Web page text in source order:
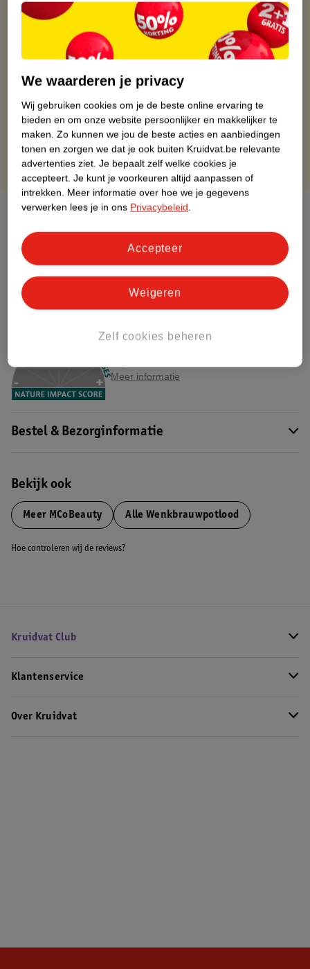
Kruidvat is altijd voordelig
Gratis ophalen in de winkel
Gratis thuisbezorgd vanaf 50.00
Gratis retourneren binnen 30 dagen
Gratis punten met je Kruidvat kaart
Over dit product
Productinformatie
Etiketinformatie
Meer informatie
Bestel & Bezorginformatie
Bekijk ook
Meer MCoBeauty Alle Wenkbrauwpotlood
Hoe controleren wij de reviews?
Kruidvat Club
Klantenservice
Over Kruidvat
We waarderen je privacy
Wij gebruiken cookies om je de beste online ervaring te
bieden en om onze website persoonlijker en makkelijker te
maken. Zo kunnen we jou de beste acties en aanbiedingen
tonen en zorgen we dat je ook buiten Kruidvat.be relevante
advertenties ziet. Je bepaalt zelf welke cookies je
accepteert. Je kunt je voorkeuren altijd aanpassen of
intrekken. Meer informatie over hoe we je gegevens
verwerken lees je in ons Privacybeleid.
Zelf cookies beheren
Weigeren
Accepteer